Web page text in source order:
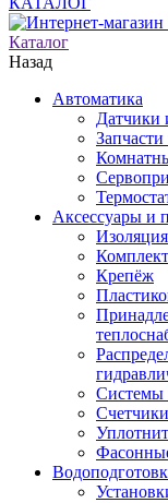
Каталог
Назад
Автоматика
Датчики
Аксессуары и
Изоляция
Крепёж
Системы
Счетчики